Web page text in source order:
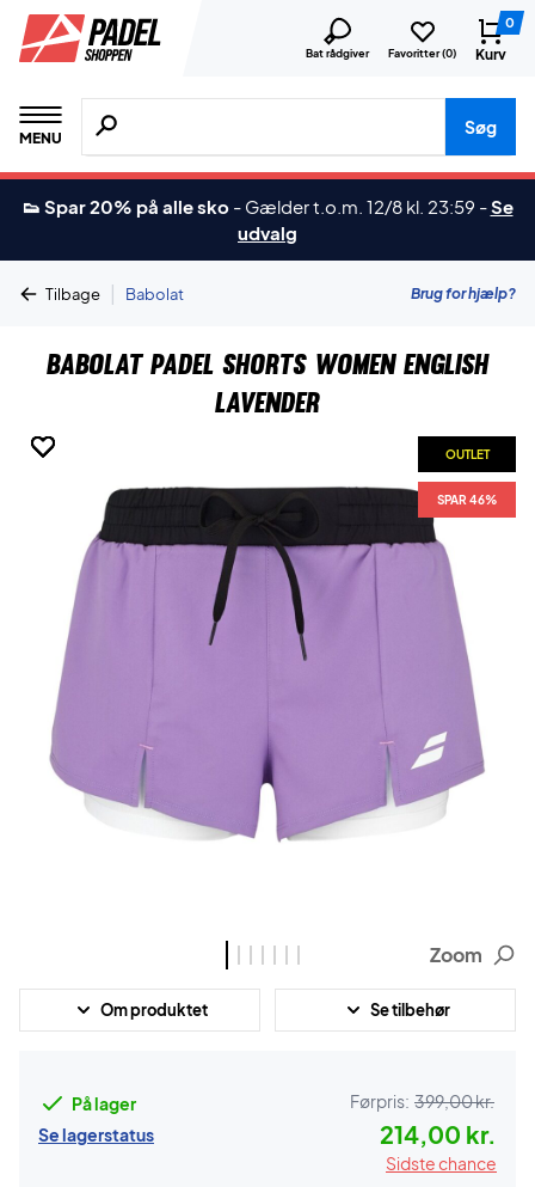
Bat rådgiver Favoritter (0)
0
Kurv
MENU
Søg efter produkter, mærker etc.
Søg
👟 Spar 20% på alle sko - Gælder t.o.m. 12/8 kl. 23:59 -Se
udvalg
Tilbage | Babolat Brug for hjælp?
Babolat Padel Shorts Women English
Lavender
OUTLET
SPAR 46%
OUTLET
SPAR 46%
OUTLET
SPAR 46%
OUTLET
SPAR 46%
OUTLET
SPAR 46%
OUTLET
SPAR 46%
OUTLET
SPAR 46%
Zoom
Om produktet Se tilbehør
På lager
Se lagerstatus
Førpris: 399,00 kr.
214,00 kr.
Sidste chance